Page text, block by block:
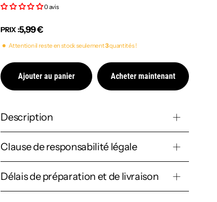
0 avis
PRIX :5,99 €
Attention il reste en stock seulement3quantités !
Ajouter au panier Acheter maintenant
Description
Clause de responsabilité légale
Délais de préparation et de livraison